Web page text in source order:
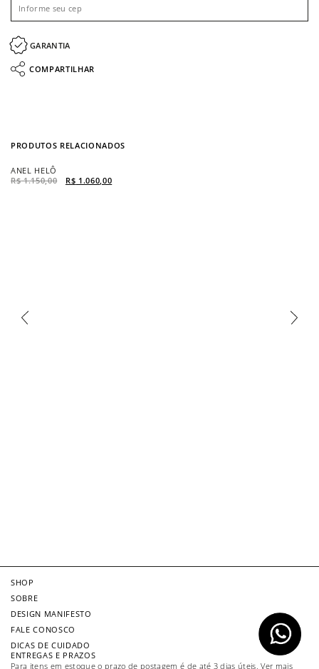
GARANTIA
COMPARTILHAR
PRODUTOS RELACIONADOS
ANEL HELÔ
R$1.150,00 R$ 1.060,00
SHOP
SOBRE
DESIGN MANIFESTO
FALE CONOSCO
DICAS DE CUIDADO
ENTREGAS E PRAZOS
Para itens em estoque o prazo de postagem é de até 3 dias úteis. Ver mais